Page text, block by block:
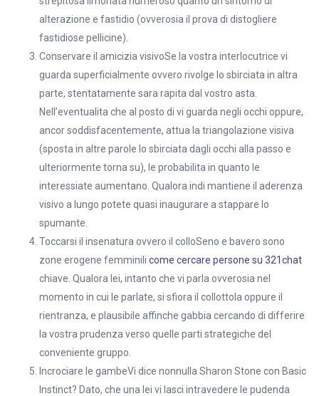
alterazione e fastidio (ovverosia il prova di distogliere
fastidiose pellicine).
Conservare il amicizia visivoSe la vostra interlocutrice vi
guarda superficialmente ovvero rivolge lo sbirciata in altra
parte, stentatamente sara rapita dal vostro asta.
Nell’eventualita che al posto di vi guarda negli occhi oppure,
ancor soddisfacentemente, attua la triangolazione visiva
(sposta in altre parole lo sbirciata dagli occhi alla passo e
ulteriormente torna su), le probabilita in quanto le
interessiate aumentano. Qualora indi mantiene il aderenza
visivo a lungo potete quasi inaugurare a stappare lo
spumante.
Toccarsi il insenatura ovvero il colloSeno e bavero sono
zone erogene femminili come cercare persone su 321chat
chiave. Qualora lei, intanto che vi parla ovverosia nel
momento in cui le parlate, si sfiora il collottola oppure il
rientranza, e plausibile affinche gabbia cercando di differire
la vostra prudenza verso quelle parti strategiche del
conveniente gruppo.
Incrociare le gambeVi dice nonnulla Sharon Stone con Basic
Instinct? Dato, che una lei vi lasci intravedere le pudenda